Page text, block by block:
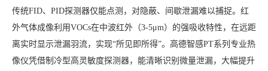
传统FID、PID探测器仅能点测，对隐蔽、间歇泄漏难以捕捉。红
外气体成像利用VOCs在中波红外（3-5μm）的强吸收特性，在远距
离实时显示泄漏羽流，实现“所见即所得”。高德智感PT系列专业热
像仪凭借制冷型高灵敏度探测器，能清晰识别微量泄漏，大幅提升